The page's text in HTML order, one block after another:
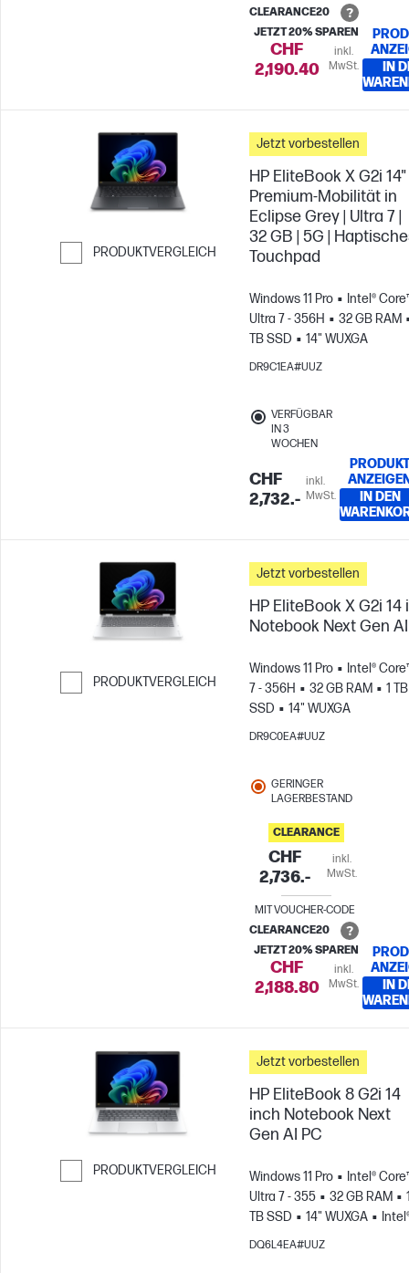
CLEARANCE20
JETZT 20% SPAREN
CHF
2,190.40
inkl.
MwSt.
IN
PRODUKTVERGLEICH
Jetzt vorbestellen
HP EliteBook X G2i 14"
Premium-Mobilität in
Eclipse Grey | Ultra 7 |
32 GB | 5G |
Touchpad
Windows 11 Pro
Intel®
Ultra 7 - 356H
32 GB RAM
TB SSD
14" WUXGA
DR9C1EA#UUZ
VERFÜGBAR
IN 3
WOCHEN
CHF
2,732.-
inkl.
MwSt.
IN DEN
PRODUKTVERGLEICH
Weiter zum Vergleichen
Jetzt vorbestellen
HP EliteBook X G2i 14
Notebook Next Gen
Windows 11 Pro
Intel®
7 - 356H
32 GB RAM
1 TB
SSD
14" WUXGA
DR9C0EA#UUZ
GERINGER
LAGERBESTAND
CLEARANCE
CHF
2,736.-
inkl.
MwSt.
MIT VOUCHER-CODE
CLEARANCE20
JETZT 20% SPAREN
CHF
2,188.80
inkl.
MwSt.
IN
PRODUKTVERGLEICH
Weiter zum Vergleichen
Jetzt vorbestellen
HP EliteBook 8 G2i 14
inch Notebook Next
Gen AI PC
Windows 11 Pro
Intel®
Ultra 7 - 355
32 GB RAM
TB SSD
14" WUXGA
Grafikkarte
DQ6L4EA#UUZ